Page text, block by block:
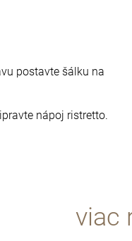
postavte šálku na
nápoj ristretto.
viac